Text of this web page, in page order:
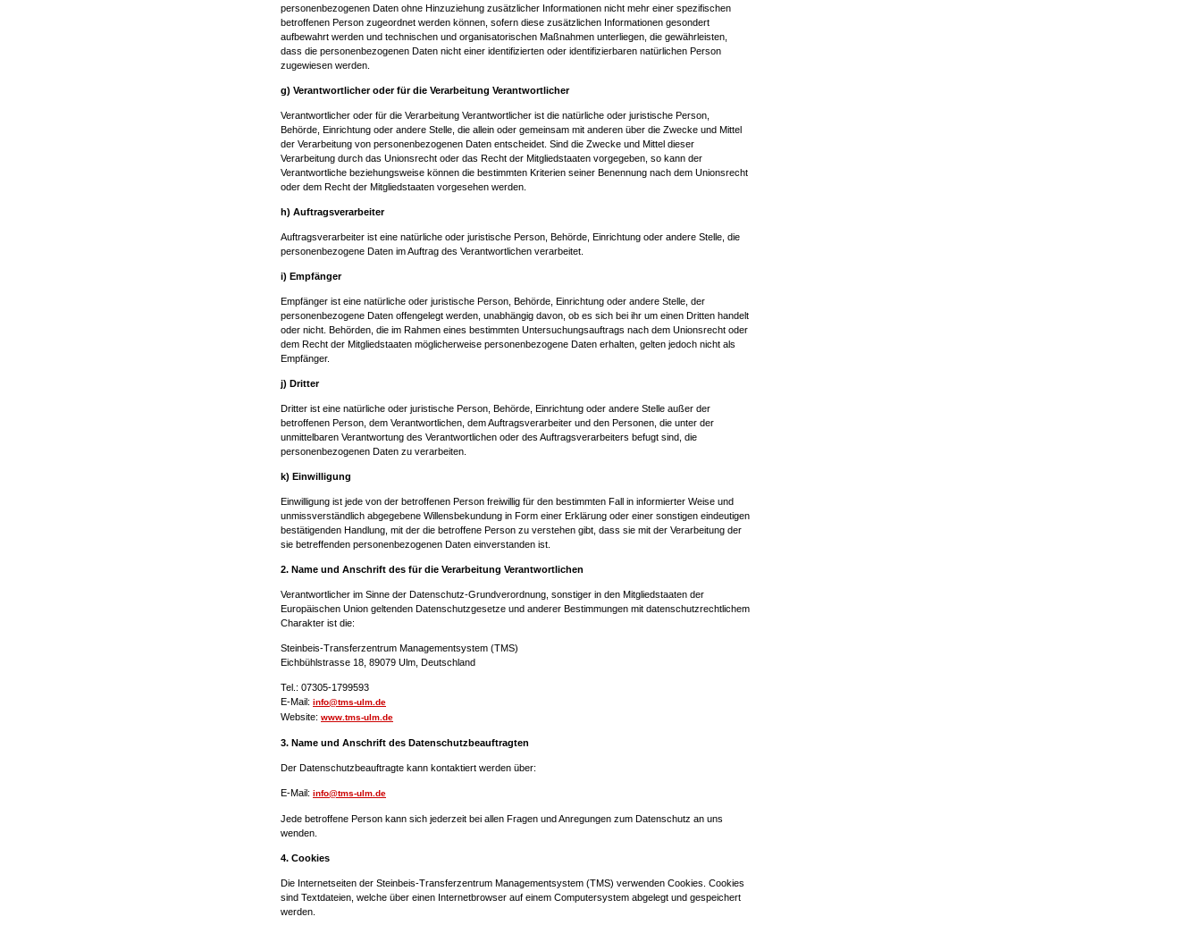
personenbezogenen Daten ohne Hinzuziehung zusätzlicher Informationen nicht mehr einer spezifischen
betroffenen Person zugeordnet werden können, sofern diese zusätzlichen Informationen gesondert
aufbewahrt werden und technischen und organisatorischen Maßnahmen unterliegen, die gewährleisten,
dass die personenbezogenen Daten nicht einer identifizierten oder identifizierbaren natürlichen Person
zugewiesen werden.
g) Verantwortlicher oder für die Verarbeitung Verantwortlicher
Verantwortlicher oder für die Verarbeitung Verantwortlicher ist die natürliche oder juristische Person,
Behörde, Einrichtung oder andere Stelle, die allein oder gemeinsam mit anderen über die Zwecke und Mittel
der Verarbeitung von personenbezogenen Daten entscheidet. Sind die Zwecke und Mittel dieser
Verarbeitung durch das Unionsrecht oder das Recht der Mitgliedstaaten vorgegeben, so kann der
Verantwortliche beziehungsweise können die bestimmten Kriterien seiner Benennung nach dem Unionsrecht
oder dem Recht der Mitgliedstaaten vorgesehen werden.
h) Auftragsverarbeiter
Auftragsverarbeiter ist eine natürliche oder juristische Person, Behörde, Einrichtung oder andere Stelle, die
personenbezogene Daten im Auftrag des Verantwortlichen verarbeitet.
i) Empfänger
Empfänger ist eine natürliche oder juristische Person, Behörde, Einrichtung oder andere Stelle, der
personenbezogene Daten offengelegt werden, unabhängig davon, ob es sich bei ihr um einen Dritten handelt
oder nicht. Behörden, die im Rahmen eines bestimmten Untersuchungsauftrags nach dem Unionsrecht oder
dem Recht der Mitgliedstaaten möglicherweise personenbezogene Daten erhalten, gelten jedoch nicht als
Empfänger.
j) Dritter
Dritter ist eine natürliche oder juristische Person, Behörde, Einrichtung oder andere Stelle außer der
betroffenen Person, dem Verantwortlichen, dem Auftragsverarbeiter und den Personen, die unter der
unmittelbaren Verantwortung des Verantwortlichen oder des Auftragsverarbeiters befugt sind, die
personenbezogenen Daten zu verarbeiten.
k) Einwilligung
Einwilligung ist jede von der betroffenen Person freiwillig für den bestimmten Fall in informierter Weise und
unmissverständlich abgegebene Willensbekundung in Form einer Erklärung oder einer sonstigen eindeutigen
bestätigenden Handlung, mit der die betroffene Person zu verstehen gibt, dass sie mit der Verarbeitung der
sie betreffenden personenbezogenen Daten einverstanden ist.
2. Name und Anschrift des für die Verarbeitung Verantwortlichen
Verantwortlicher im Sinne der Datenschutz-Grundverordnung, sonstiger in den Mitgliedstaaten der
Europäischen Union geltenden Datenschutzgesetze und anderer Bestimmungen mit datenschutzrechtlichem
Charakter ist die:
Steinbeis-Transferzentrum Managementsystem (TMS)
Eichbühlstrasse 18, 89079 Ulm, Deutschland
Tel.: 07305-1799593
E-Mail: info@tms-ulm.de
Website: www.tms-ulm.de
3. Name und Anschrift des Datenschutzbeauftragten
Der Datenschutzbeauftragte kann kontaktiert werden über:
E-Mail: info@tms-ulm.de
Jede betroffene Person kann sich jederzeit bei allen Fragen und Anregungen zum Datenschutz an uns
wenden.
4. Cookies
Die Internetseiten der Steinbeis-Transferzentrum Managementsystem (TMS) verwenden Cookies. Cookies
sind Textdateien, welche über einen Internetbrowser auf einem Computersystem abgelegt und gespeichert
werden.